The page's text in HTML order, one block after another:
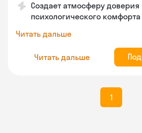
Создает атмосферу доверия
психологического комфорта
Читать дальше
Читать дальше
1